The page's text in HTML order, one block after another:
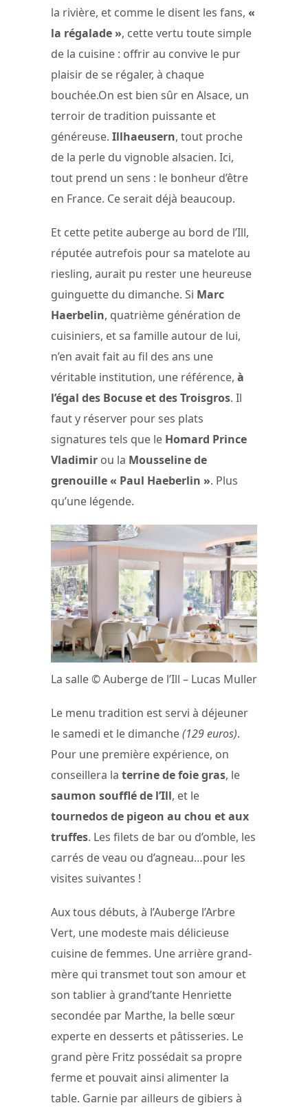
la rivière, et comme le disent les fans, «
la régalade », cette vertu toute simple
de la cuisine : offrir au convive le pur
plaisir de se régaler, à chaque
bouchée.On est bien sûr en Alsace, un
terroir de tradition puissante et
généreuse. Illhaeusern, tout proche
de la perle du vignoble alsacien. Ici,
tout prend un sens : le bonheur d’être
en France. Ce serait déjà beaucoup.
Et cette petite auberge au bord de l’Ill,
réputée autrefois pour sa matelote au
riesling, aurait pu rester une heureuse
guinguette du dimanche. Si Marc
Haerbelin, quatrième génération de
cuisiniers, et sa famille autour de lui,
n’en avait fait au fil des ans une
véritable institution, une référence, à
l’égal des Bocuse et des Troisgros. Il
faut y réserver pour ses plats
signatures tels que le Homard Prince
Vladimir ou la Mousseline de
grenouille « Paul Haeberlin ». Plus
qu’une légende.
La salle © Auberge de l’Ill – Lucas Muller
Le menu tradition est servi à déjeuner
le samedi et le dimanche(129 euros).
Pour une première expérience, on
conseillera la terrine de foie gras, le
saumon soufflé de l’Ill, et le
tournedos de pigeon au chou et aux
truffes. Les filets de bar ou d’omble, les
carrés de veau ou d’agneau…pour les
visites suivantes !
Aux tous débuts, à l’Auberge l’Arbre
Vert, une modeste mais délicieuse
cuisine de femmes. Une arrière grand-
mère qui transmet tout son amour et
son tablier à grand’tante Henriette
secondée par Marthe, la belle sœur
experte en desserts et pâtisseries. Le
grand père Fritz possédait sa propre
ferme et pouvait ainsi alimenter la
table. Garnie par ailleurs de gibiers à